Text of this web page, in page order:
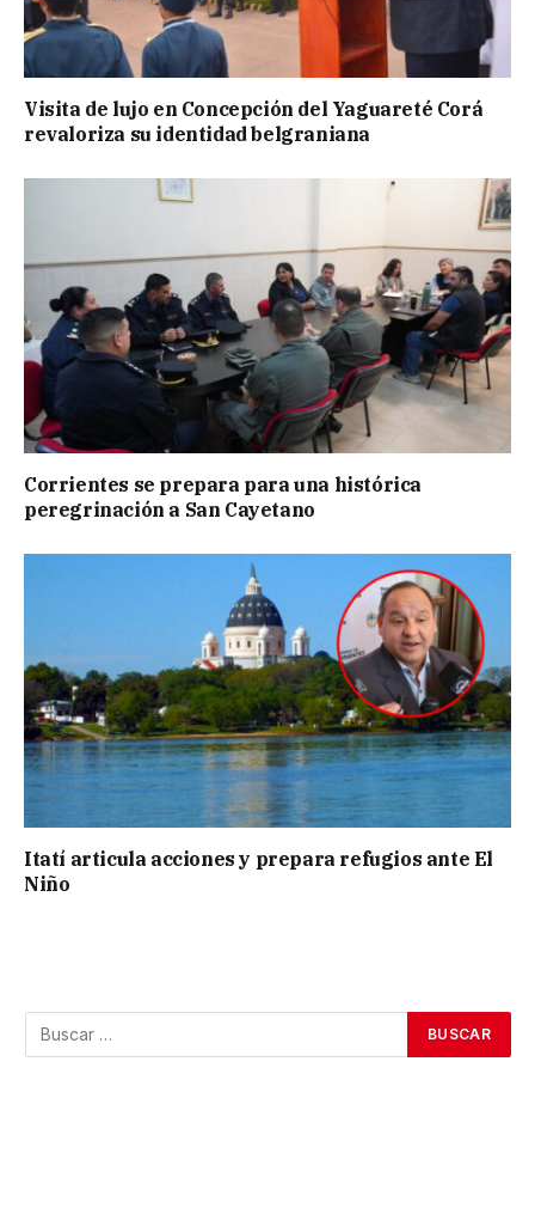
Visita de lujo en Concepción del Yaguareté Corá
revaloriza su identidad belgraniana
Corrientes se prepara para una histórica
peregrinación a San Cayetano
Itatí articula acciones y prepara refugios ante El
Niño